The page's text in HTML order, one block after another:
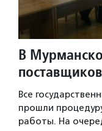
В
Все
прошли
работы. На